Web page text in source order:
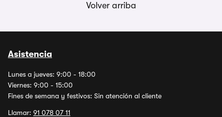
Volver arriba
Asistencia
Lunes a jueves: 9:00 - 18:00
Viernes: 9:00 - 15:00
Fines de semana y festivos: Sin atención al cliente
Llamar: 91 078 07 11